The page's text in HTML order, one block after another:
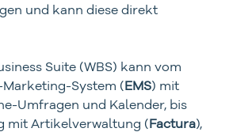
und kann diese direkt
Suite (WBS) kann vom
Marketing-System (EMS) mit
Umfragen und Kalender, bis
mit Artikelverwaltung (Factura),